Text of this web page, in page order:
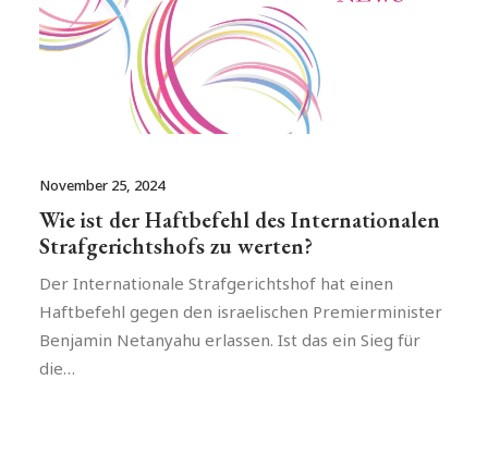
November 25, 2024
Wie ist der Haftbefehl des Internationalen
Strafgerichtshofs zu werten?
Der Internationale Strafgerichtshof hat einen
Haftbefehl gegen den israelischen Premierminister
Benjamin Netanyahu erlassen. Ist das ein Sieg für
die…